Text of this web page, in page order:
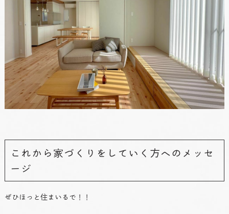
これから家づくりをしていく方へのメッセ
ージ
ぜひほっと住まいるで！！